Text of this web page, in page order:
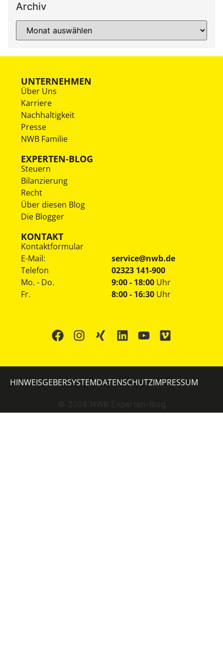
Archiv
UNTERNEHMEN
Über Uns
Karriere
Nachhaltigkeit
Presse
NWB Familie
EXPERTEN-BLOG
Steuern
Bilanzierung
Recht
Über diesen Blog
Die Blogger
KONTAKT
Kontaktformular
E-Mail:
service@nwb.de
Telefon
02323 141-900
Mo. - Do.
Fr.
9:00 - 18:00 Uhr
8:00 - 16:30 Uhr
© 2026 NWB Experten-Blog
HINWEISGEBERSYSTEMDATENSCHUTZIMPRESSUM